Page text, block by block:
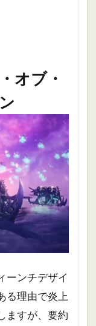
オブ・
ーンチデザイ
る理由で炎上
ますが、要約